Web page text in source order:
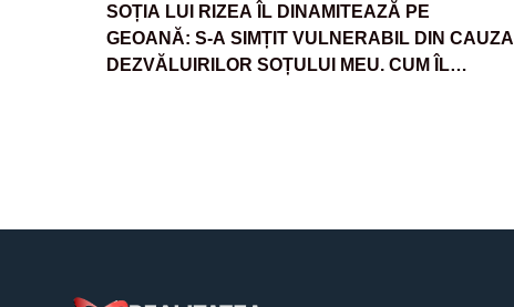
SOȚIA LUI RIZEA ÎL DINAMITEAZĂ PE
GEOANĂ: S-A SIMȚIT VULNERABIL DIN CAUZA
DEZVĂLUIRILOR SOȚULUI MEU. CUM ÎL